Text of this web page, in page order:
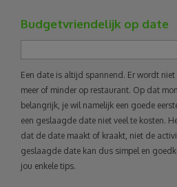
Budgetvriendelijk op date
Een date is altijd spannend. Er wordt
meer of minder op restaurant. Op dat
belangrijk, je wil namelijk een goede
een geslaagde date niet veel te kosten.
dat de date maakt of kraakt, niet de
geslaagde date kan dus simpel en
jou enkele tips.